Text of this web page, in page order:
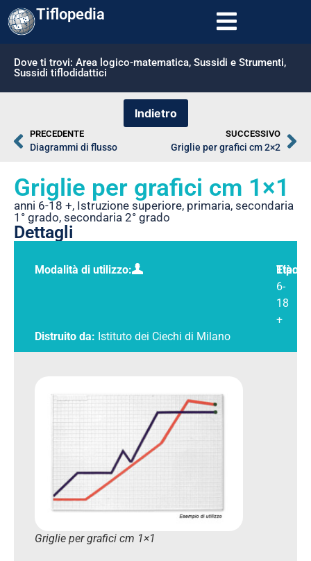
Tiflopedia
Dove ti trovi: Area logico-matematica, Sussidi e Strumenti,
Sussidi tiflodidattici
PRECEDENTE
Diagrammi di flusso
SUCCESSIVO
Griglie per grafici cm 2×2
Griglie per grafici cm 1×1
anni 6-18 +, Istruzione superiore, primaria, secondaria
1° grado, secondaria 2° grado
Dettagli
Modalità di utilizzo:
Età:
6-
18
+
Distruito da: Istituto dei Ciechi di Milano
Griglie per grafici cm 1×1